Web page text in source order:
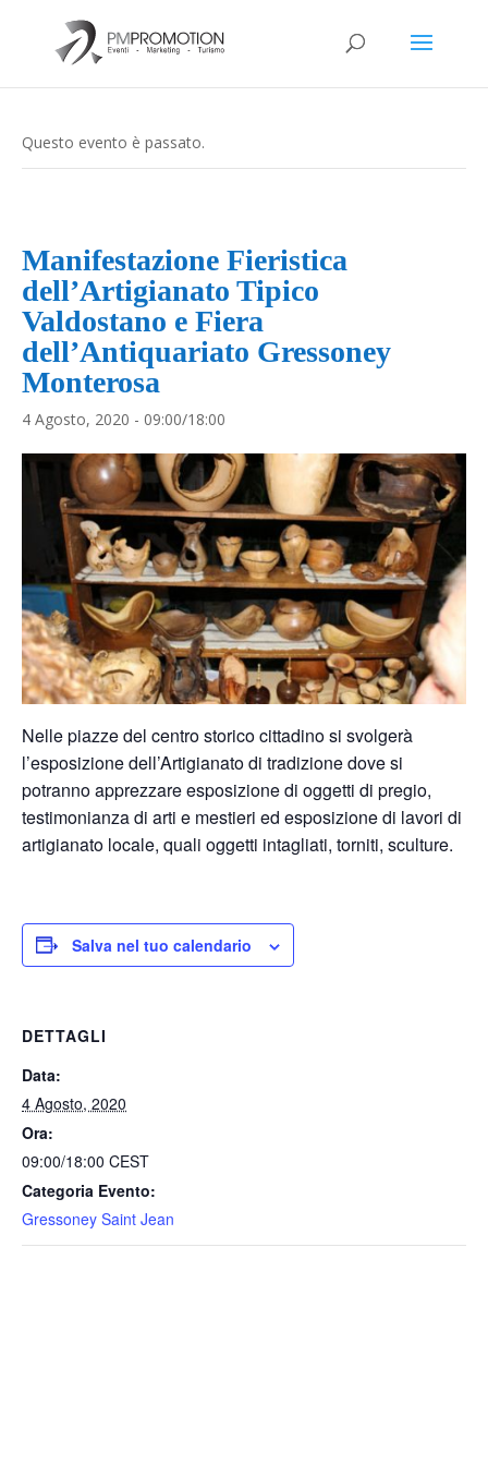
Questo evento è passato.
Manifestazione Fieristica
dell’Artigianato Tipico
Valdostano e Fiera
dell’Antiquariato Gressoney
Monterosa
4 Agosto, 2020 - 09:00/18:00
Nelle piazze del centro storico cittadino si svolgerà
l’esposizione dell’Artigianato di tradizione dove si
potranno apprezzare esposizione di oggetti di pregio,
testimonianza di arti e mestieri ed esposizione di lavori di
artigianato locale, quali oggetti intagliati, torniti, sculture.
Salva nel tuo calendario
DETTAGLI
Data:
4 Agosto, 2020
Ora:
09:00/18:00 CEST
Categoria Evento:
Gressoney Saint Jean